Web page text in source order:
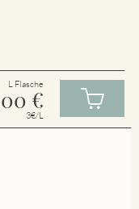
L Flasche
€
3€/L